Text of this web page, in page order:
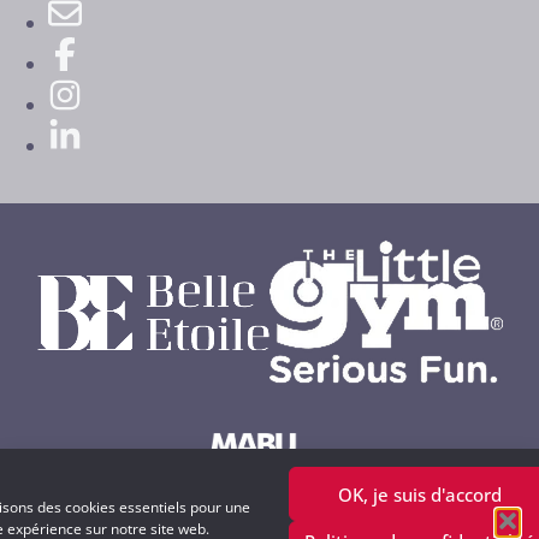
des cookies essentiels pour une
expérience sur notre site web.
OK, je suis d'accord
Powered by MABU Concepts S.A.